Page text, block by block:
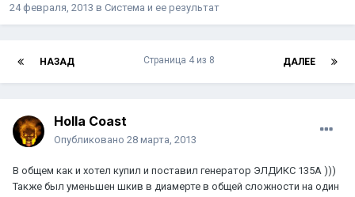
24 февраля, 2013 в Система и ее результат
НАЗАД ДАЛЕЕ
Страница 4 из 8
Holla Coast
Опубликовано 28 марта, 2013
В общем как и хотел купил и поставил генератор ЭЛДИКС 135A )))
Также был уменьшен шкив в диамерте в общей сложности на один